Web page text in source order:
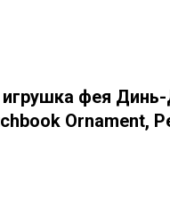
игрушка фея
Ornament,